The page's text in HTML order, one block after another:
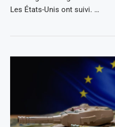
Les États-Unis ont suivi. …